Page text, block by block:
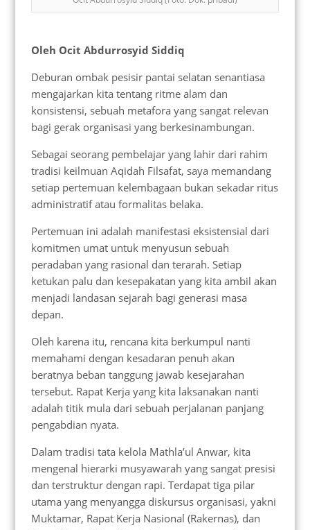
Oleh Ocit Abdurrosyid Siddiq
Deburan ombak pesisir pantai selatan senantiasa
mengajarkan kita tentang ritme alam dan
konsistensi, sebuah metafora yang sangat relevan
bagi gerak organisasi yang berkesinambungan.
Sebagai seorang pembelajar yang lahir dari rahim
tradisi keilmuan Aqidah Filsafat, saya memandang
setiap pertemuan kelembagaan bukan sekadar ritus
administratif atau formalitas belaka.
Pertemuan ini adalah manifestasi eksistensial dari
komitmen umat untuk menyusun sebuah
peradaban yang rasional dan terarah. Setiap
ketukan palu dan kesepakatan yang kita ambil akan
menjadi landasan sejarah bagi generasi masa
depan.
Oleh karena itu, rencana kita berkumpul nanti
memahami dengan kesadaran penuh akan
beratnya beban tanggung jawab kesejarahan
tersebut. Rapat Kerja yang kita laksanakan nanti
adalah titik mula dari sebuah perjalanan panjang
pengabdian nyata.
Dalam tradisi tata kelola Mathla’ul Anwar, kita
mengenal hierarki musyawarah yang sangat presisi
dan terstruktur dengan rapi. Terdapat tiga pilar
utama yang menyangga diskursus organisasi, yakni
Muktamar, Rapat Kerja Nasional (Rakernas), dan